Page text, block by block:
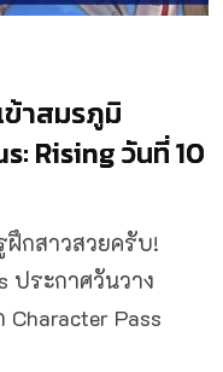
าสมรภูมิ
Rising วันที่ 10
ฝึกสาวสวยครับ!
ประกาศวันวาง
Pass